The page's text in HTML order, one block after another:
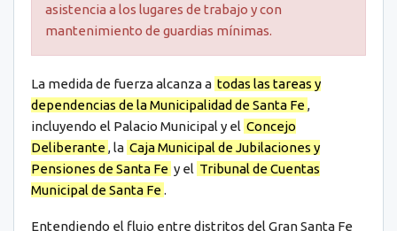
asistencia a los lugares de trabajo y con
mantenimiento de guardias mínimas.
La medida de fuerza alcanza a todas las tareas y
dependencias de la Municipalidad de Santa Fe,
incluyendo el Palacio Municipal y el Concejo
Deliberante, la Caja Municipal de Jubilaciones y
Pensiones de Santa Fe y el Tribunal de Cuentas
Municipal de Santa Fe.
Entendiendo el flujo entre distritos del Gran Santa Fe